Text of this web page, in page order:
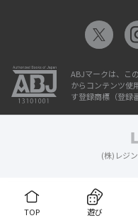
TOP 遊び
ABJマークは、こ
からコンテンツ使
す登録商標（登録
(株)レジ